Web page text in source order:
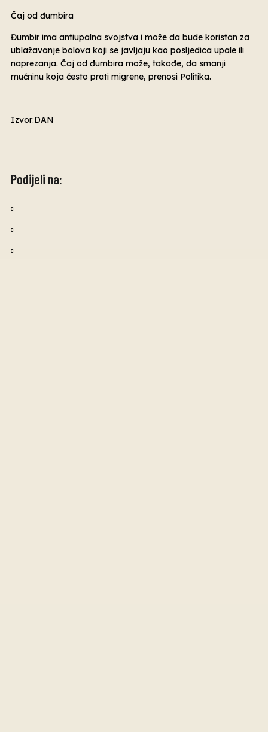
Čaj od đumbira
Đumbir ima antiupalna svojstva i može da bude koristan za
ublažavanje bolova koji se javljaju kao posljedica upale ili
naprezanja. Čaj od đumbira može, takođe, da smanji
mučninu koja često prati migrene, prenosi Politika.
Izvor:DAN
Podijeli na: